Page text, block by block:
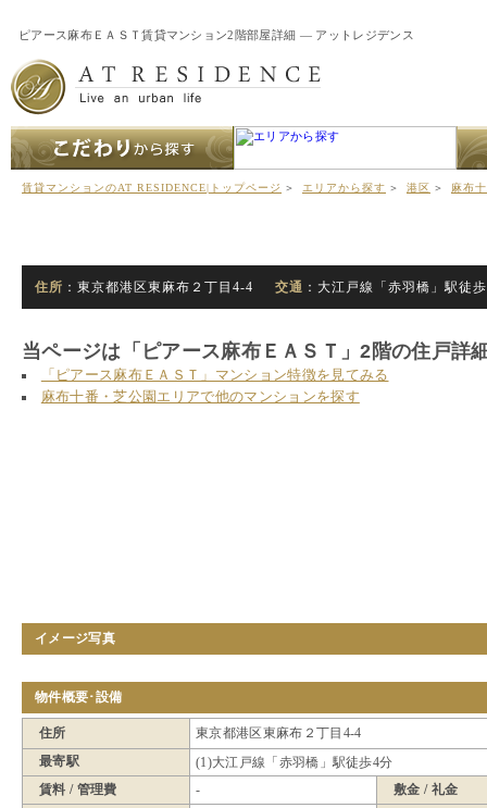
ピアース麻布ＥＡＳＴ賃貸マンション2階部屋詳細 ― アットレジデンス
賃貸マンションのAT RESIDENCE|トップページ ＞ エリアから探す ＞ 港区 ＞ 麻布
住所 ：東京都港区東麻布２丁目4-4 交通 ：大江戸線「赤羽橋」駅徒
当ページは「ピアース麻布ＥＡＳＴ」2階の住戸詳
「ピアース麻布ＥＡＳＴ」マンション特徴を見てみる
麻布十番・芝公園エリアで他のマンションを探す
イメージ写真
物件概要･設備
住所
東京都港区東麻布２丁目4-4
最寄駅
(1)大江戸線「赤羽橋」駅徒歩4分
賃料 / 管理費
-
敷金 / 礼金